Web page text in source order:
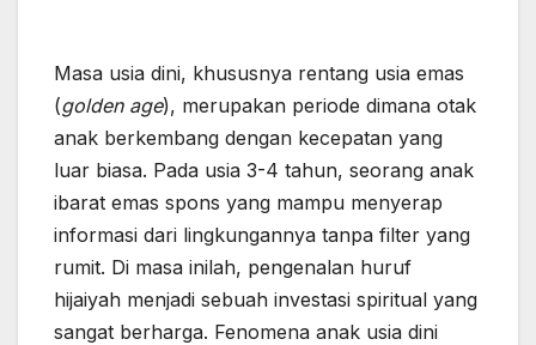
Masa usia dini, khususnya rentang usia emas
(golden age), merupakan periode dimana otak
anak berkembang dengan kecepatan yang
luar biasa. Pada usia 3-4 tahun, seorang anak
ibarat emas spons yang mampu menyerap
informasi dari lingkungannya tanpa filter yang
rumit. Di masa inilah, pengenalan huruf
hijaiyah menjadi sebuah investasi spiritual yang
sangat berharga. Fenomena anak usia dini